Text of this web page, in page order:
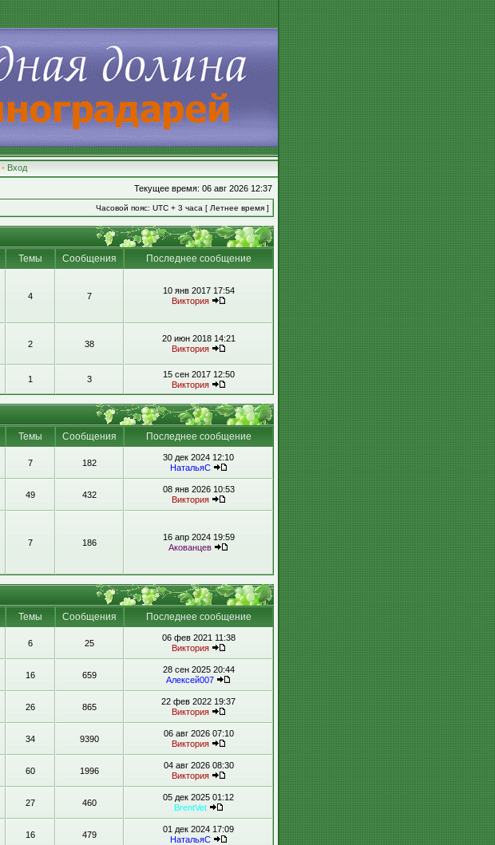
• Вход
Текущее время: 06 авг 2026 12:37
Часовой пояс: UTC + 3 часа [ Летнее время ]
Темы Сообщения
Последнее сообщение
4 7
10 янв 2017 17:54
Виктория
2 38
20 июн 2018 14:21
Виктория
1 3
15 сен 2017 12:50
Виктория
Темы Сообщения
Последнее сообщение
7 182
30 дек 2024 12:10
НатальяС
49 432
08 янв 2026 10:53
Виктория
7 186
16 апр 2024 19:59
Акованцев
Темы Сообщения
Последнее сообщение
6 25
06 фев 2021 11:38
Виктория
16 659
28 сен 2025 20:44
Алексей007
26 865
22 фев 2022 19:37
Виктория
34 9390
06 авг 2026 07:10
Виктория
60 1996
04 авг 2026 08:30
Виктория
27 460
05 дек 2025 01:12
BrentVet
16 479
01 дек 2024 17:09
НатальяС